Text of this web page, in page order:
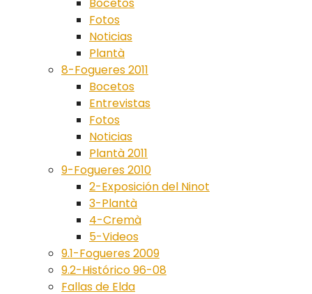
Fotos
Noticias
Plantà
8-Fogueres 2011
Bocetos
Entrevistas
Fotos
Noticias
Plantà 2011
9-Fogueres 2010
2-Exposición del Ninot
3-Plantà
4-Cremà
5-Videos
9.1-Fogueres 2009
9.2-Histórico 96-08
Fallas de Elda